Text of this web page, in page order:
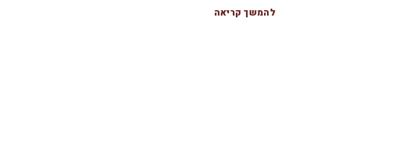
להמשך קריאה